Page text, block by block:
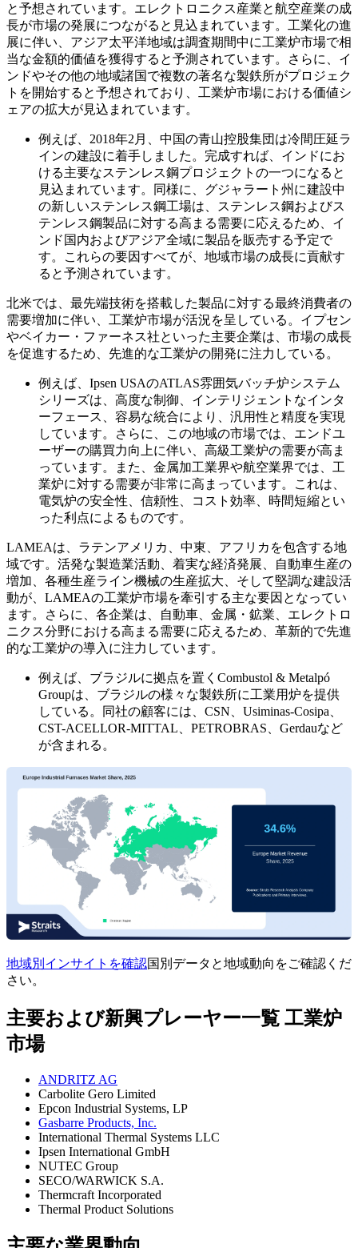
と予想されています。エレクトロニクス産業と航空産業の成
長が市場の発展につながると見込まれています。工業化の進
展に伴い、アジア太平洋地域は調査期間中に工業炉市場で相
当な金額的価値を獲得すると予測されています。さらに、イ
ンドやその他の地域諸国で複数の著名な製鉄所がプロジェク
トを開始すると予想されており、工業炉市場における価値シ
ェアの拡大が見込まれています。
例えば、2018年2月、中国の青山控股集団は冷間圧延ラ
インの建設に着手しました。完成すれば、インドにお
ける主要なステンレス鋼プロジェクトの一つになると
見込まれています。同様に、グジャラート州に建設中
の新しいステンレス鋼工場は、ステンレス鋼およびス
テンレス鋼製品に対する高まる需要に応えるため、イ
ンド国内およびアジア全域に製品を販売する予定で
す。これらの要因すべてが、地域市場の成長に貢献す
ると予測されています。
北米では、最先端技術を搭載した製品に対する最終消費者の
需要増加に伴い、工業炉市場が活況を呈している。イプセン
やベイカー・ファーネス社といった主要企業は、市場の成長
を促進するため、先進的な工業炉の開発に注力している。
例えば、Ipsen USAのATLAS雰囲気バッチ炉システム
シリーズは、高度な制御、インテリジェントなインタ
ーフェース、容易な統合により、汎用性と精度を実現
しています。さらに、この地域の市場では、エンドユ
ーザーの購買力向上に伴い、高級工業炉の需要が高ま
っています。また、金属加工業界や航空業界では、工
業炉に対する需要が非常に高まっています。これは、
電気炉の安全性、信頼性、コスト効率、時間短縮とい
った利点によるものです。
LAMEAは、ラテンアメリカ、中東、アフリカを包含する地
域です。活発な製造業活動、着実な経済発展、自動車生産の
増加、各種生産ライン機械の生産拡大、そして堅調な建設活
動が、LAMEAの工業炉市場を牽引する主な要因となってい
ます。さらに、各企業は、自動車、金属・鉱業、エレクトロ
ニクス分野における高まる需要に応えるため、革新的で先進
的な工業炉の導入に注力しています。
例えば、ブラジルに拠点を置くCombustol & Metalpó
Groupは、ブラジルの様々な製鉄所に工業用炉を提供
している。同社の顧客には、CSN、Usiminas-Cosipa、
CST-ACELLOR-MITTAL、PETROBRAS、Gerdauなど
が含まれる。
地域別インサイトを確認国別データと地域動向をご確認くだ
さい。
主要および新興プレーヤー一覧 工業炉
市場
ANDRITZ AG
Carbolite Gero Limited
Epcon Industrial Systems, LP
Gasbarre Products, Inc.
International Thermal Systems LLC
Ipsen International GmbH
NUTEC Group
SECO/WARWICK S.A.
Thermcraft Incorporated
Thermal Product Solutions